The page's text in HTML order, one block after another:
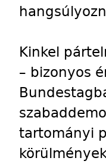
Kinkel
– bizonyos
tartományi